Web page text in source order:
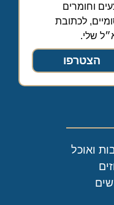
וחומרים
לכתובת
שלי.
הצטרפו
ואוכל